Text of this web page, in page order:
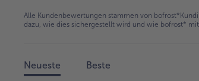
Alle Kundenbewertungen stammen von
dazu, wie dies sichergestellt wird und wie bofrost*
Neueste Beste